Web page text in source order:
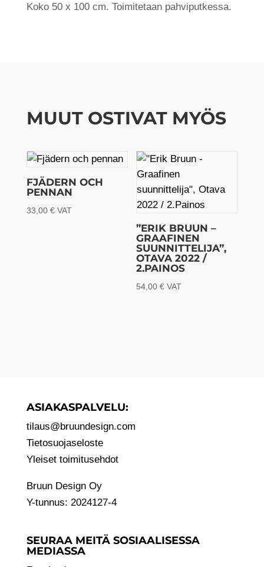
Koko 50 x 100 cm. Toimitetaan pahviputkessa.
MUUT OSTIVAT MYÖS
FJÄDERN OCH
PENNAN
33,00 € VAT
”ERIK BRUUN –
GRAAFINEN
SUUNNITTELIJA”,
OTAVA 2022 /
2.PAINOS
54,00€ VAT
ASIAKASPALVELU:
tilaus@bruundesign.com
Tietosuojaseloste
Yleiset toimitusehdot
Bruun Design Oy
Y-tunnus: 2024127-4
SEURAA MEITÄ SOSIAALISESSA
MEDIASSA